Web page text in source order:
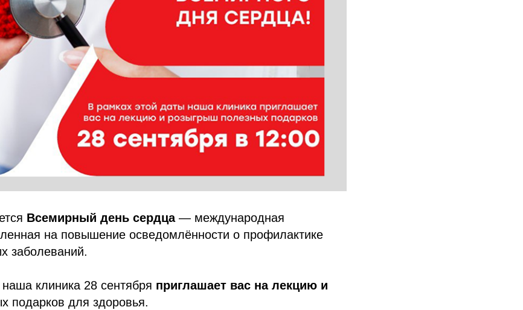
Всемирный день сердца— международная
на повышение осведомлённости о профилактике
заболеваний.
клиника 28 сентября приглашает вас на лекцию и
подарков для здоровья.